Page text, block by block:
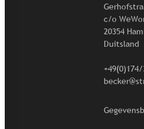
c/o
20354
Duitsland
+49(0)174/